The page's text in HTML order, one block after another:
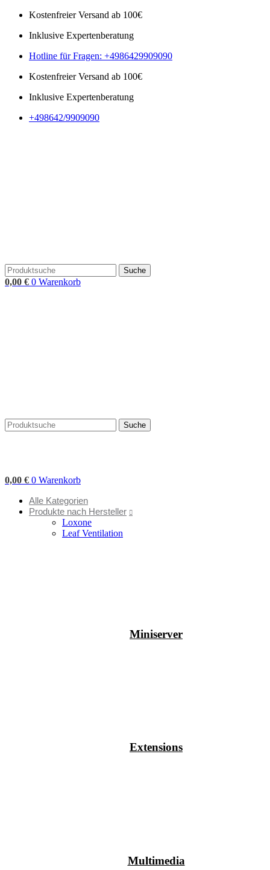
Kostenfreier Versand ab 100€
Inklusive Expertenberatung
Hotline für Fragen: +4986429909090
Kostenfreier Versand ab 100€
Inklusive Expertenberatung
+498642/9909090
Suche
0,00 € 0 Warenkorb
Suche
0,00 € 0 Warenkorb
Alle Kategorien
Produkte nach Hersteller
Loxone
Leaf Ventilation
Miniserver
Extensions
Multimedia